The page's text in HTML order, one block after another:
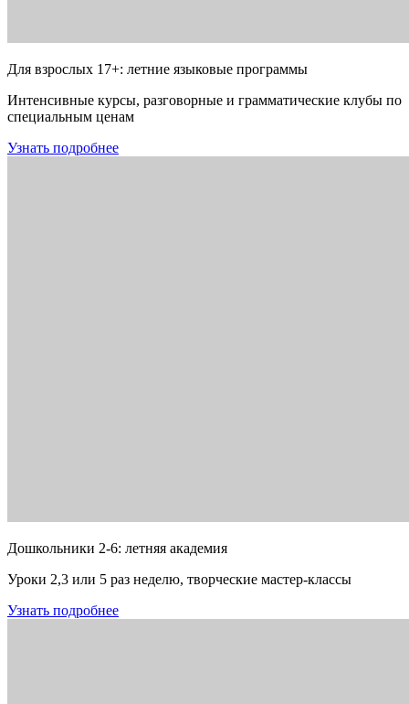
Для взрослых 17+: летние языковые программы
Интенсивные курсы, разговорные и грамматические клубы по
специальным ценам
Узнать подробнее
Дошкольники 2-6: летняя академия
Уроки 2,3 или 5 раз неделю, творческие мастер-классы
Узнать подробнее